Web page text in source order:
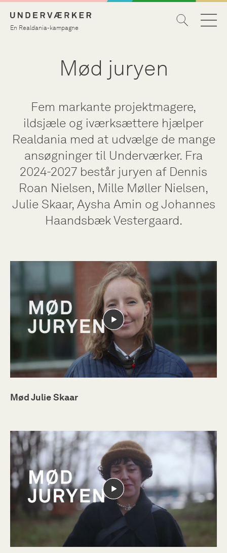
En Realdania-kampagne
Mød juryen
Fem markante projektmagere,
ildsjæle og iværksættere hjælper
Realdania med at udvælge de mange
ansøgninger til Underværker. Fra
2024-2027 består juryen af Dennis
Roan Nielsen, Mille Møller Nielsen,
Julie Skaar, Aysha Amin og Johannes
Haandsbæk Vestergaard.
Mød Julie Skaar